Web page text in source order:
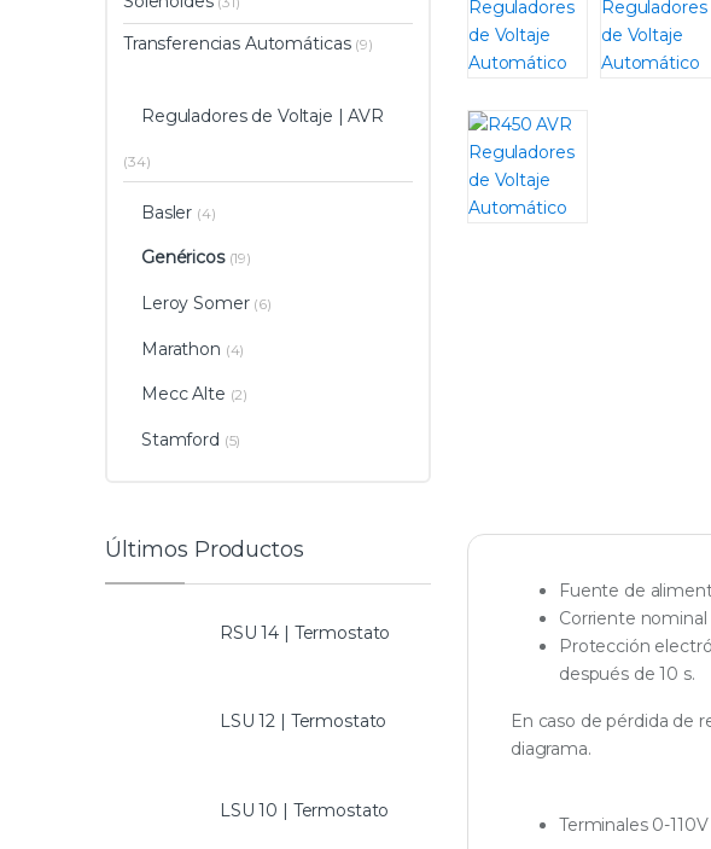
Fuente de
Corriente nominal
Protección
después de 10 s.
En caso de pérdida de
diagrama.
Terminales 0-
Transferencias Automáticas (9)
Reguladores de Voltaje | AVR
(34)
Basler (4)
Genéricos (19)
Leroy Somer (6)
Marathon (4)
Mecc Alte (2)
Stamford (5)
Últimos Productos
RSU 14 | Termostato
LSU 12 | Termostato
LSU 10 | Termostato